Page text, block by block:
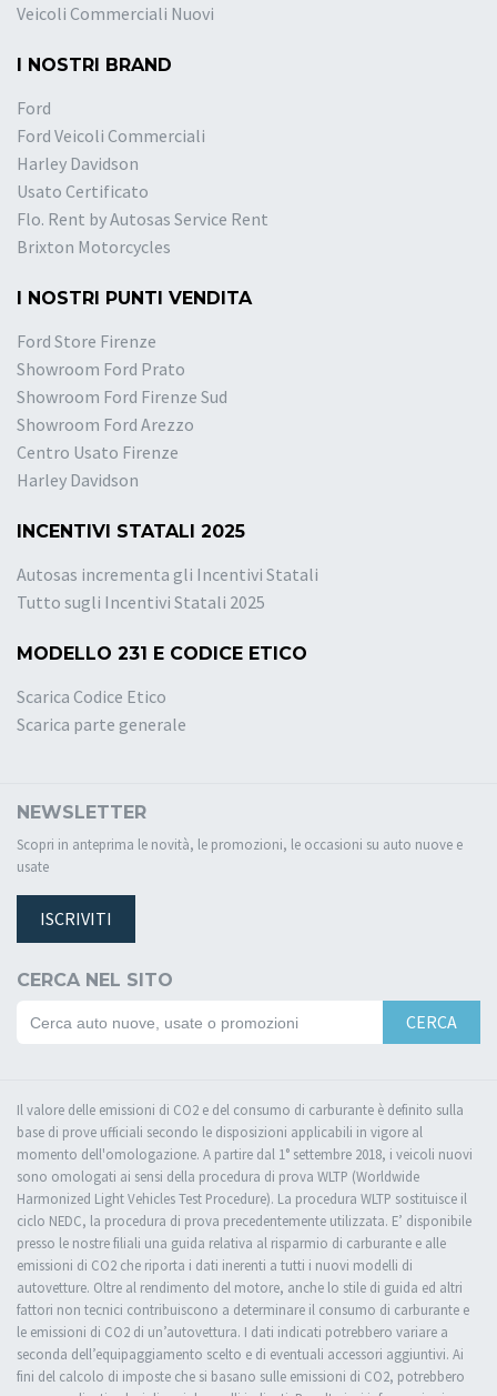
Veicoli Commerciali Nuovi
I NOSTRI BRAND
Ford
Ford Veicoli Commerciali
Harley Davidson
Usato Certificato
Flo. Rent by Autosas Service Rent
Brixton Motorcycles
I NOSTRI PUNTI VENDITA
Ford Store Firenze
Showroom Ford Prato
Showroom Ford Firenze Sud
Showroom Ford Arezzo
Centro Usato Firenze
Harley Davidson
INCENTIVI STATALI 2025
Autosas incrementa gli Incentivi Statali
Tutto sugli Incentivi Statali 2025
MODELLO 231 E CODICE ETICO
Scarica Codice Etico
Scarica parte generale
NEWSLETTER
Scopri in anteprima le novità, le promozioni, le occasioni su auto nuove e
usate
ISCRIVITI
CERCA NEL SITO
CERCA
Il valore delle emissioni di CO2 e del consumo di carburante è definito sulla
base di prove ufficiali secondo le disposizioni applicabili in vigore al
momento dell'omologazione. A partire dal 1° settembre 2018, i veicoli nuovi
sono omologati ai sensi della procedura di prova WLTP (Worldwide
Harmonized Light Vehicles Test Procedure). La procedura WLTP sostituisce il
ciclo NEDC, la procedura di prova precedentemente utilizzata. E’ disponibile
presso le nostre filiali una guida relativa al risparmio di carburante e alle
emissioni di CO2 che riporta i dati inerenti a tutti i nuovi modelli di
autovetture. Oltre al rendimento del motore, anche lo stile di guida ed altri
fattori non tecnici contribuiscono a determinare il consumo di carburante e
le emissioni di CO2 di un’autovettura. I dati indicati potrebbero variare a
seconda dell’equipaggiamento scelto e di eventuali accessori aggiuntivi. Ai
fini del calcolo di imposte che si basano sulle emissioni di CO2, potrebbero